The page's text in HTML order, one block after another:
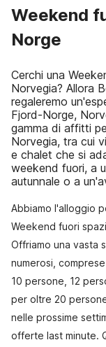
Weekend
Norge
Cerchi una
Norvegia? Allora
regaleremo
Fjord-Norge,
gamma di affitti
Norvegia, tra cui
e chalet che si
weekend fuori, a
autunnale o a
Abbiamo l'alloggio
Weekend fuori
Offriamo una vasta
numerosi,
10 persone, 12
per oltre 20
nelle prossime
offerte last minute.